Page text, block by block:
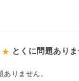
とくに問題ありま
ありません。